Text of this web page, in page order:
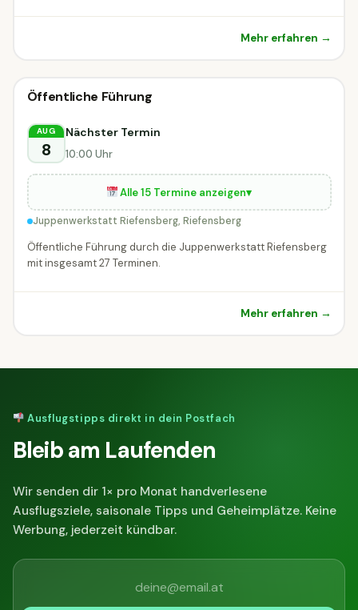
Mehr erfahren →
🗣
Führung
Riefensberg
🗣 Führung
Öffentliche Führung
AUG
8
Nächster Termin
10:00 Uhr
Alle 15 Termine anzeigen▾
Juppenwerkstatt Riefensberg, Riefensberg
Öffentliche Führung durch die Juppenwerkstatt Riefensberg
mit insgesamt 27 Terminen.
Mehr erfahren →
Ausflugstipps direkt in dein Postfach
Bleib am Laufenden
Wir senden dir 1× pro Monat handverlesene
Ausflugsziele, saisonale Tipps und Geheimplätze. Keine
Werbung, jederzeit kündbar.